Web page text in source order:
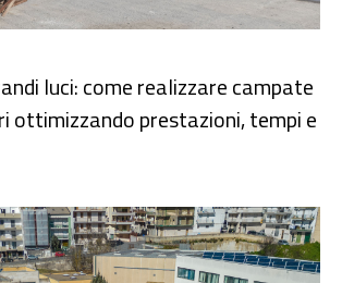
luci: come realizzare campate
ottimizzando prestazioni, tempi e